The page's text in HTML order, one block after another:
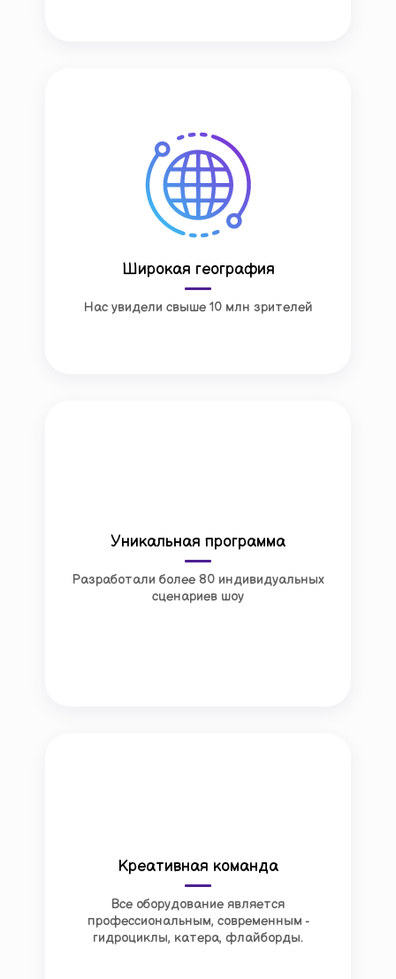
Широкая география
Нас увидели свыше 10 млн зрителей
Уникальная программа
Разработали более 80 индивидуальных
сценариев шоу
Креативная команда
Все оборудование является
профессиональным, современным -
гидроциклы, катера, флайборды.